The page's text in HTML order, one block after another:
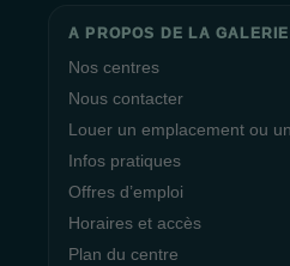
A PROPOS DE LA GALERIE
Nos centres
Nous contacter
Louer un emplacement ou
Infos pratiques
Offres d’emploi
Horaires et accès
Plan du centre